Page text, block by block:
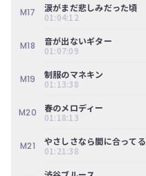
M17
涙がまだ悲しみだった頃
01:04:12
M18
音が出ないギター
01:07:09
M19
制服のマネキン
01:13:38
M20
春のメロディー
01:18:13
M21
やさしさなら間に合ってる
01:21:38